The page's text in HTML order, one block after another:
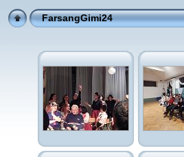
FarsangGimi24